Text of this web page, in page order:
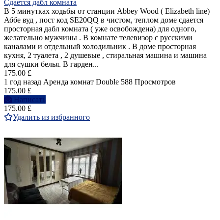
Сдается дабл комната
В 5 минутках ходьбы от станции Abbey Wood ( Elizabeth line)
Аббе вуд , пост код SE20QQ в чистом, теплом доме сдается
просторная дабл комната ( уже освобождена) для одного,
желательно мужчины . В комнате телевизор с русскими
каналами и отдельный холодильник . В доме просторная
кухня, 2 туалета , 2 душевые , стиральная машина и машина
для сушки белья. В гарден...
175.00 £
1 год назад Аренда комнат Double 588 Просмотров
175.00 £
Написать
175.00 £
Удалить из избранного